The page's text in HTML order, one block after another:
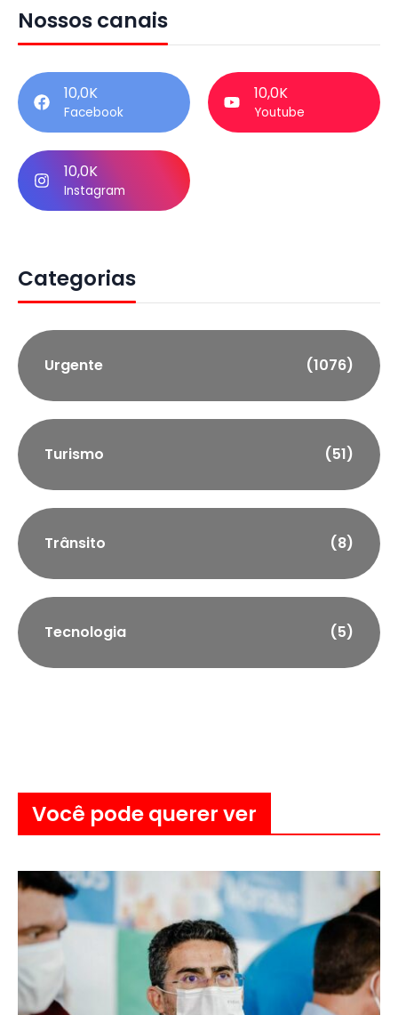
Nossos canais
10,0K
Facebook
10,0K
Youtube
10,0K
Instagram
Categorias
Urgente (1076)
Turismo (51)
Trânsito (8)
Tecnologia (5)
Você pode querer ver